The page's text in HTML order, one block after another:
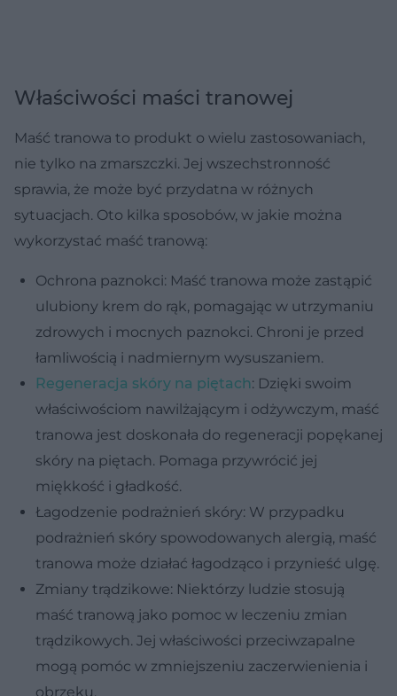
Właściwości maści tranowej
Maść tranowa to produkt o wielu zastosowaniach,
nie tylko na zmarszczki. Jej wszechstronność
sprawia, że może być przydatna w różnych
sytuacjach. Oto kilka sposobów, w jakie można
wykorzystać maść tranową:
Ochrona paznokci: Maść tranowa może zastąpić
ulubiony krem do rąk, pomagając w utrzymaniu
zdrowych i mocnych paznokci. Chroni je przed
łamliwością i nadmiernym wysuszaniem.
Regeneracja skóry na piętach: Dzięki swoim
właściwościom nawilżającym i odżywczym, maść
tranowa jest doskonała do regeneracji popękanej
skóry na piętach. Pomaga przywrócić jej
miękkość i gładkość.
Łagodzenie podrażnień skóry: W przypadku
podrażnień skóry spowodowanych alergią, maść
tranowa może działać łagodząco i przynieść ulgę.
Zmiany trądzikowe: Niektórzy ludzie stosują
maść tranową jako pomoc w leczeniu zmian
trądzikowych. Jej właściwości przeciwzapalne
mogą pomóc w zmniejszeniu zaczerwienienia i
obrzęku.